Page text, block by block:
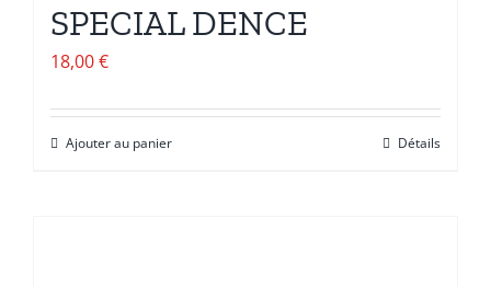
SPECIAL DENCE
18,00€
Ajouter au panier Détails